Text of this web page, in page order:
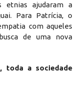
etnias ajudaram a
Para Patrícia, o
com aqueles
de uma nova
toda a sociedade